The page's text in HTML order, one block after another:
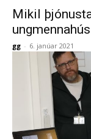
Mikil
gg - 6. janúar 2021